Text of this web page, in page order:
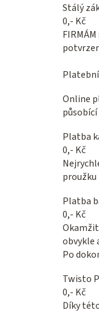
Stálý
0,- Kč
Online
Platba
0,- Kč
proužku
Platba
0,- Kč
obvykle
Po
Twisto
0,- Kč
Díky